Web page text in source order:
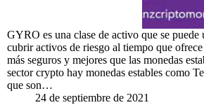
GYRO es una clase de activo que se puede
cubrir activos de riesgo al tiempo que
más seguros y mejores que las monedas
sector crypto hay monedas estables como
que son…
24 de septiembre de 2021